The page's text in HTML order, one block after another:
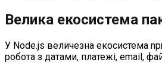
Велика екосистема
У Node.js величезна екосистема
робота з датами, платежі, email,